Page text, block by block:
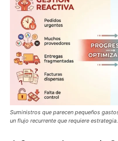
Suministros que parecen pequeños
un flujo recurrente que requiere estrategia.